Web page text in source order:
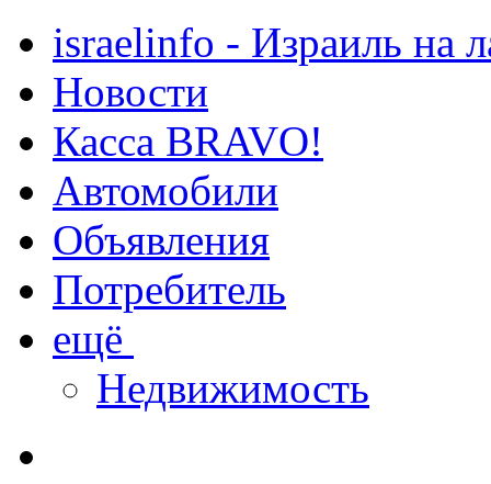
israelinfo - Израиль на
Новости
Касса BRAVO!
Автомобили
Объявления
Потребитель
ещё
Недвижимость